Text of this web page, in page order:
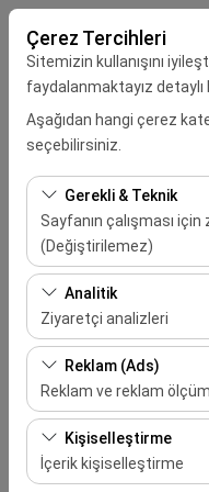
Çerez Tercihleri
Sitemizin kullanışını
faydalanmaktayız detaylı
Aşağıdan hangi çerez
seçebilirsiniz.
Gerekli & Teknik
Sayfanın çalışması
(Değiştirilemez)
Bu çerezler sitenin
oturum yönetimi ve
dışı bırakılamaz.
Analitik
Ziyaretçi analizleri
Bu çerezler, sitemizin
en çok ziyaret edilen
analiz etmemizi sağlar.
performansını ölçmek
iyileştirmek için kullanılır.
Reklam (Ads)
Reklam ve reklam
Bu çerezler, size ilgi
reklamlar göstermemize
etkinliğini (gösterim
Kişiselleştirme
İçerik kişiselleştirme
Seçiniz
Alış Tarih & Saat
Bırakış Tarih & Saat